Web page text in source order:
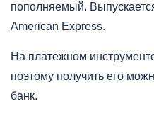
пополняемый.
American Express.
На платежном
поэтому получить его
банк.